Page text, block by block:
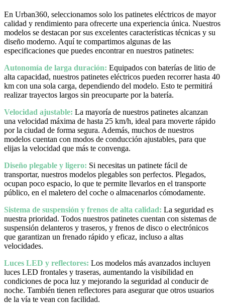
En Urban360, seleccionamos solo los patinetes eléctricos de mayor
calidad y rendimiento para ofrecerte una experiencia única. Nuestros
modelos se destacan por sus excelentes características técnicas y su
diseño moderno. Aquí te compartimos algunas de las
especificaciones que puedes encontrar en nuestros patinetes:
Autonomía de larga duración: Equipados con baterías de litio de
alta capacidad, nuestros patinetes eléctricos pueden recorrer hasta 40
km con una sola carga, dependiendo del modelo. Esto te permitirá
realizar trayectos largos sin preocuparte por la batería.
Velocidad ajustable: La mayoría de nuestros patinetes alcanzan
una velocidad máxima de hasta 25 km/h, ideal para moverte rápido
por la ciudad de forma segura. Además, muchos de nuestros
modelos cuentan con modos de conducción ajustables, para que
elijas la velocidad que más te convenga.
Diseño plegable y ligero: Si necesitas un patinete fácil de
transportar, nuestros modelos plegables son perfectos. Plegados,
ocupan poco espacio, lo que te permite llevarlos en el transporte
público, en el maletero del coche o almacenarlos cómodamente.
Sistema de suspensión y frenos de alta calidad: La seguridad es
nuestra prioridad. Todos nuestros patinetes cuentan con sistemas de
suspensión delanteros y traseros, y frenos de disco o electrónicos
que garantizan un frenado rápido y eficaz, incluso a altas
velocidades.
Luces LED y reflectores: Los modelos más avanzados incluyen
luces LED frontales y traseras, aumentando la visibilidad en
condiciones de poca luz y mejorando la seguridad al conducir de
noche. También tienen reflectores para asegurar que otros usuarios
de la vía te vean con facilidad.